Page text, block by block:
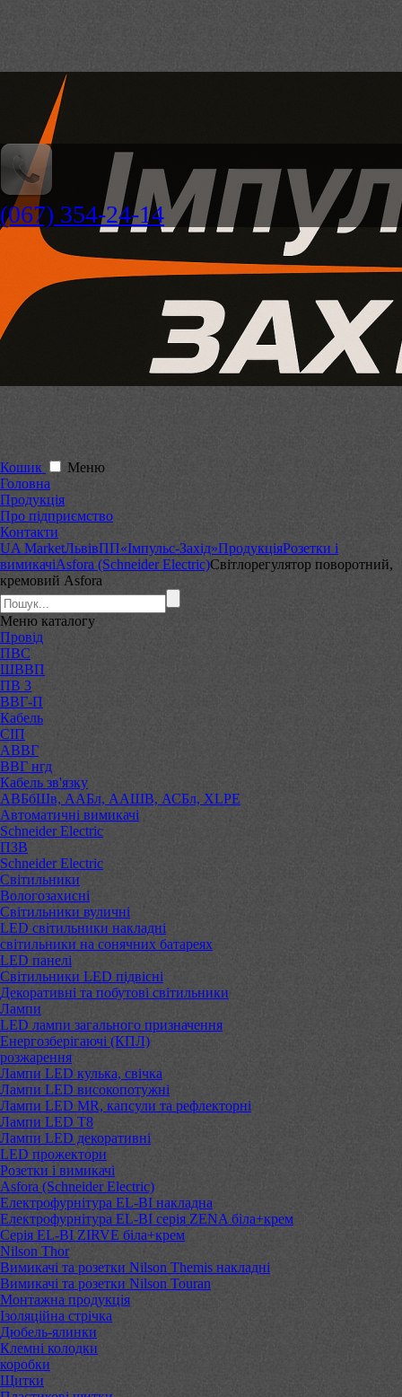
(067) 354-24-14
Кошик
Меню
Головна
Продукція
Про підприємство
Контакти
UA MarketЛьвівПП«Імпульс-Захід»ПродукціяРозетки і
вимикачіAsfora (Schneider Electric)Світлорегулятор поворотний,
кремовий Asfora
Меню каталогу
Провід
ПВС
ШВВП
ПВ 3
ВВГ-П
Кабель
СІП
АВВГ
ВВГ нгд
Кабель зв'язку
АВБбШв, ААБл, ААШВ, АСБл, XLPE
Автоматичні вимикачі
Schneider Electric
ПЗВ
Schneider Electric
Світильники
Вологозахисні
Світильники вуличні
LED світильники накладні
світильники на сонячних батареях
LED панелі
Світильники LED підвісні
Декоративні та побутові світильники
Лампи
LED лампи загального призначення
Енергозберігаючі (КПЛ)
розжарення
Лампи LED кулька, свічка
Лампи LED високопотужні
Лампи LED MR, капсули та рефлекторні
Лампи LED Т8
Лампи LED декоративні
LED прожектори
Розетки і вимикачі
Asfora (Schneider Electric)
Електрофурнітура EL-BI накладна
Електрофурнітура EL-BI серія ZENA біла+крем
Серія EL-BI ZIRVE біла+крем
Nilson Thor
Вимикачі та розетки Nilson Themis накладні
Вимикачі та розетки Nilson Touran
Монтажна продукція
Ізоляційна стрічка
Дюбель-ялинки
Клемні колодки
коробки
Щитки